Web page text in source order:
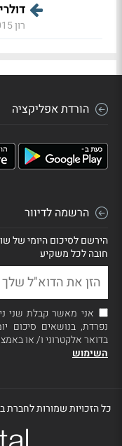
רון
הורדת אפליקציה
הרשמה לדיוור
הירשם לסיכום היומי של
חובה לכל משקיע
אני מאשר קבלת שני
נפרדת, בנושאים סיכום
בדואר אלקטרוני ו/ או
השימוש
כל הזכויות שמורות